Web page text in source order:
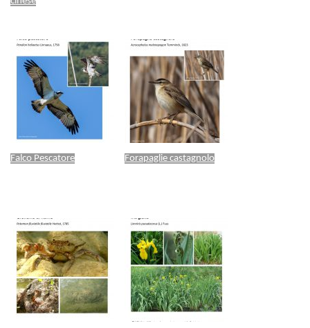
Falco Pescatore Forapaglie castagnolo